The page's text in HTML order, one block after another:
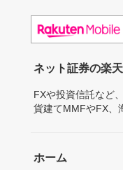
ネット証券の楽
FXや投資信託など
貨建てMMFやFX、
ホーム